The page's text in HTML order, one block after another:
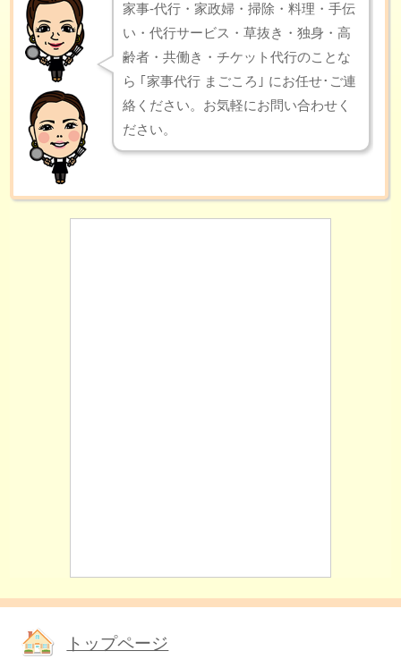
家事-代行・家政婦・掃除・料理・手伝
い・代行サービス・草抜き・独身・高
齢者・共働き・チケット代行のことな
ら ｢家事代行 まごころ｣ にお任せ･ご連
絡ください。お気軽にお問い合わせく
ださい。
トップページ